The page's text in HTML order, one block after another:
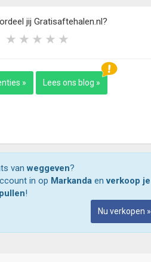
jij Gratisaftehalen.nl?
» Lees ons blog »
vanweggeven?
in op Markanda enverkoop je
!
Nu verkopen »